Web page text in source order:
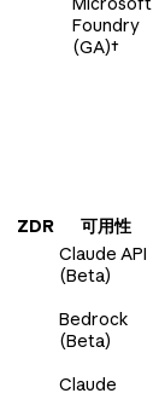
Foundry
(GA)†
ZDR
可用性
Claude API
(Beta)
Bedrock
(Beta)
Claude